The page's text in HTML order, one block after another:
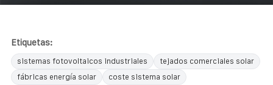
Etiquetas:
sistemas fotovoltaicos industriales
tejados comerciales solar
fábricas energía solar
coste sistema solar